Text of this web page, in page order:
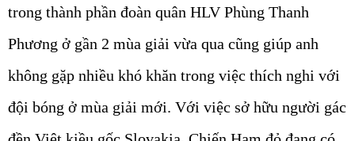
trong thành phần đoàn quân HLV Phùng Thanh
Phương ở gần 2 mùa giải vừa qua cũng giúp anh
không gặp nhiều khó khăn trong việc thích nghi với
đội bóng ở mùa giải mới. Với việc sở hữu người gác